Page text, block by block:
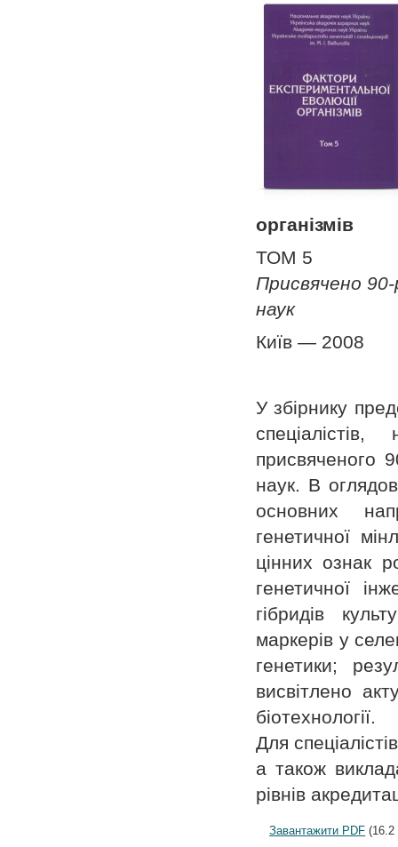
організмів
ТОМ 5
Присвячено 90-
наук
Київ — 2008
У збірнику
присвяченого
наук. В
основних
генетичної
цінних ознак
генетичної
гібридів
маркерів у
генетики;
висвітлено
біотехнології.
Для
а також
рівнів
Завантажити PDF (16.2